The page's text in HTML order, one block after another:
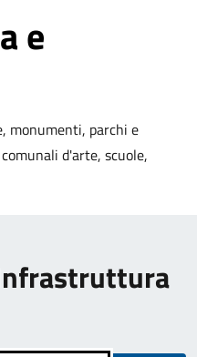
e
monumenti, parchi e
d'arte, scuole,